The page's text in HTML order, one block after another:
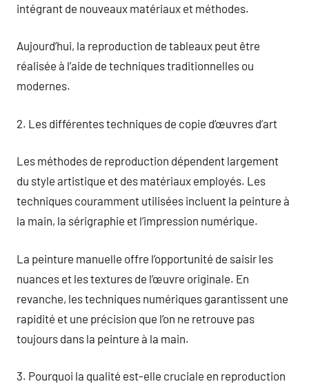
intégrant de nouveaux matériaux et méthodes.
Aujourd’hui, la reproduction de tableaux peut être
réalisée à l’aide de techniques traditionnelles ou
modernes.
2. Les différentes techniques de copie d’œuvres d’art
Les méthodes de reproduction dépendent largement
du style artistique et des matériaux employés. Les
techniques couramment utilisées incluent la peinture à
la main, la sérigraphie et l’impression numérique.
La peinture manuelle offre l’opportunité de saisir les
nuances et les textures de l’œuvre originale. En
revanche, les techniques numériques garantissent une
rapidité et une précision que l’on ne retrouve pas
toujours dans la peinture à la main.
3. Pourquoi la qualité est-elle cruciale en reproduction